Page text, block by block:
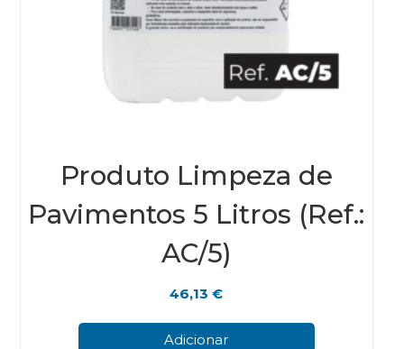
Produto Limpeza de
Pavimentos 5 Litros (Ref.:
AC/5)
46,13€
Adicionar